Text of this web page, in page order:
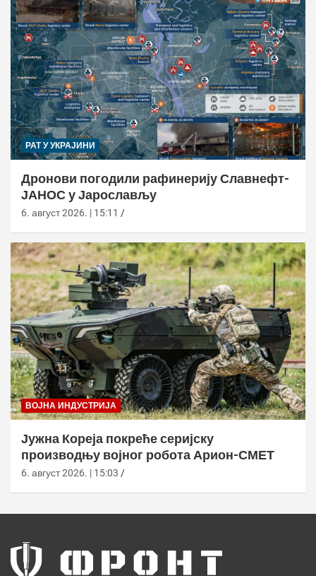
РАТ У УКРАЈИНИ
Дронови погодили рафинерију Славнефт-
ЈАНОС у Јарослављу
6. август 2026. | 15:11
ВОЈНА ИНДУСТРИЈА
Јужна Кореја покреће серијску
производњу војног робота Арион-СМЕТ
6. август 2026. | 15:03